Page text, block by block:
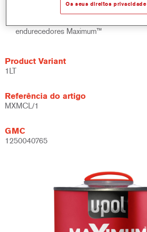
Pode ser facilmente polido após a cura.
endurecedores Maximum™
Product Variant
1LT
Referência do artigo
MXMCL/1
GMC
1250040765
Os seus direitos privacidade